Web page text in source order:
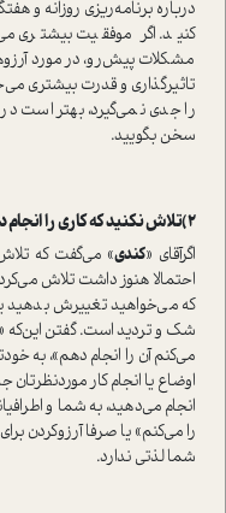
درباره برنامه‌ریزی روزانه و
کنید. اگر موفقیت بیشتری
مشکلات پیش‌رو، در مورد
تاثیر‌گذاری و قدرت بیشتری
را جدی نمی‌گیرد، بهتر ا‌ست
سخن بگویید.
2)تلاش نکنید که کاری را انجام دهید:
اگرآقای «کندی» می‌گفت که تلاش
احتمالا هنوز داشت تلاش
که می‌خواهید تغییرش بدهید
شک و تردید ا‌ست. گفتن این‌که
می‌کنم آن را انجام دهم»، به
اوضاع یا انجام کار مورد‌نظرتان
انجام می‌دهید، به شما و
را می‌کنم» یا صرفا آرزو‌کردن
شما لذتی ندارد.